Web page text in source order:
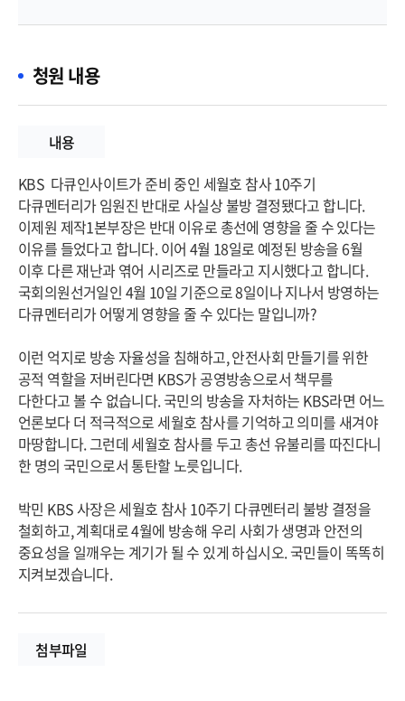
청원 내용
내용
KBS  다큐인사이트가 준비 중인 세월호 참사 10주기
다큐멘터리가 임원진 반대로 사실상 불방 결정됐다고 합니다.
이제원 제작1본부장은 반대 이유로 총선에 영향을 줄 수 있다는
이유를 들었다고 합니다. 이어 4월 18일로 예정된 방송을 6월
이후 다른 재난과 엮어 시리즈로 만들라고 지시했다고 합니다.
국회의원선거일인 4월 10일 기준으로 8일이나 지나서 방영하는
다큐멘터리가 어떻게 영향을 줄 수 있다는 말입니까?
이런 억지로 방송 자율성을 침해하고, 안전사회 만들기를 위한
공적 역할을 저버린다면 KBS가 공영방송으로서 책무를
다한다고 볼 수 없습니다. 국민의 방송을 자처하는 KBS라면 어느
언론보다 더 적극적으로 세월호 참사를 기억하고 의미를 새겨야
마땅합니다. 그런데 세월호 참사를 두고 총선 유불리를 따진다니
한 명의 국민으로서 통탄할 노릇입니다.
박민 KBS 사장은 세월호 참사 10주기 다큐멘터리 불방 결정을
철회하고, 계획대로 4월에 방송해 우리 사회가 생명과 안전의
중요성을 일깨우는 계기가 될 수 있게 하십시오. 국민들이 똑똑히
지켜보겠습니다.
첨부파일